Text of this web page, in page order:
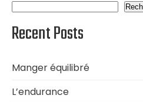
Recent Posts
Manger équilibré
L’endurance